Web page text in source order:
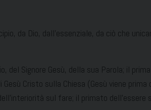
da Dio, dall’essenziale, da ciò che
Signore Gesù, della sua Parola; il
Cristo sulla Chiesa (Gesù viene prima
sul fare; il primato dell’essere